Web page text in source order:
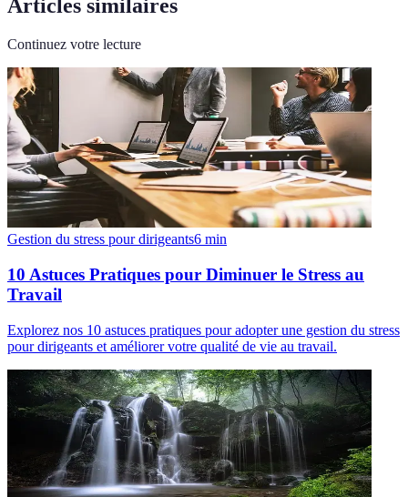
Articles similaires
Continuez votre lecture
Gestion du stress pour dirigeants6 min
10 Astuces Pratiques pour Diminuer le Stress au
Travail
Explorez nos 10 astuces pratiques pour adopter une gestion du stress
pour dirigeants et améliorer votre qualité de vie au travail.